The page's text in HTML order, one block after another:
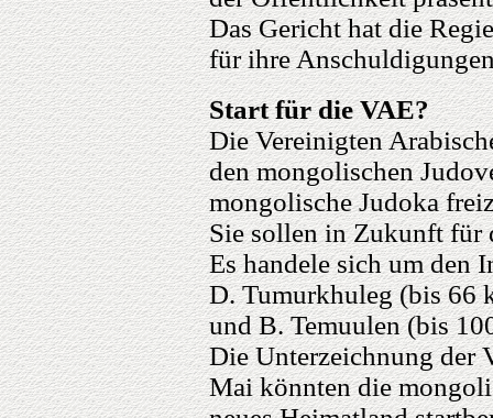
Das Gericht hat die
für ihre
Start für die VAE?
Die Vereinigten
den mongolischen
mongolische Judoka
Sie sollen in Zukunft für
Es handele sich um den
D. Tumurkhuleg (bis 66
und B. Temuulen (bis
Die Unterzeichnung der
Mai könnten die